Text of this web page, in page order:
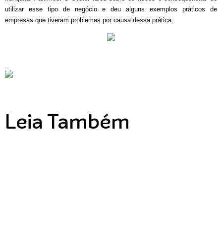
utilizar esse tipo de negócio e deu alguns exemplos práticos de
empresas que tiveram problemas por causa dessa prática.
Leia Também